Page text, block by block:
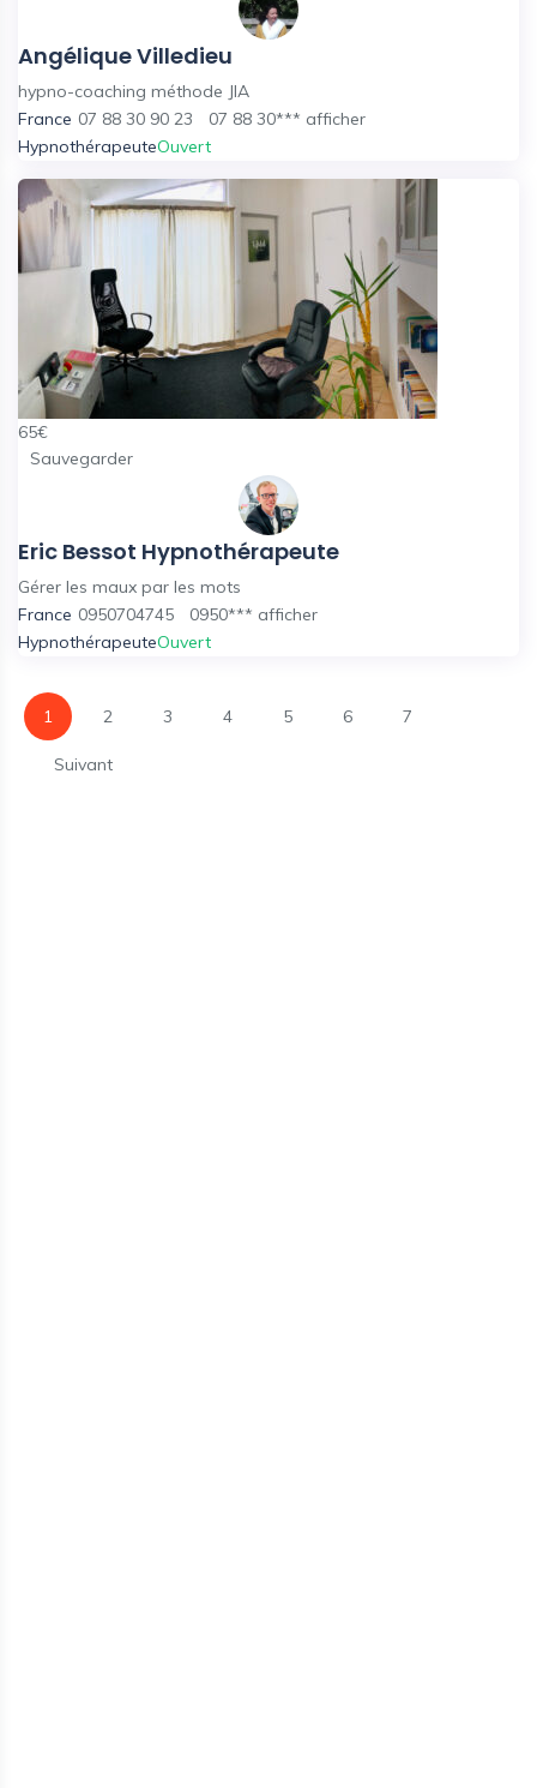
Angélique Villedieu
hypno-coaching méthode JIA
France 07 88 30 90 23 07 88 30*** afficher
HypnothérapeuteOuvert
65€
Sauvegarder
Eric Bessot Hypnothérapeute
Gérer les maux par les mots
France 0950704745 0950*** afficher
HypnothérapeuteOuvert
1 2 3 4 5 6 7
Suivant